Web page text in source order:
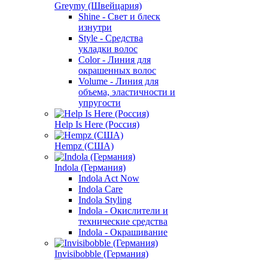
Greymy (Швейцария)
Shine - Свет и блеск
изнутри
Style - Средства
укладки волос
Color - Линия для
окрашенных волос
Volume - Линия для
объема, эластичности и
упругости
Help Is Here (Россия)
Hempz (США)
Indola (Германия)
Indola Act Now
Indola Care
Indola Styling
Indola - Окислители и
технические средства
Indola - Окрашивание
Invisibobble (Германия)